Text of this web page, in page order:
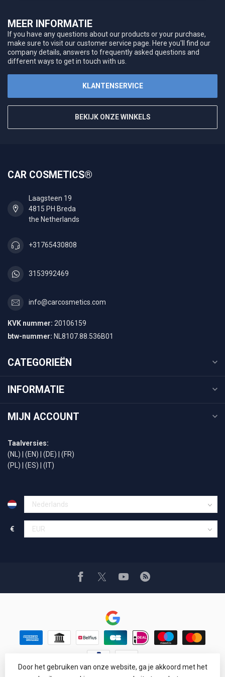
MEER INFORMATIE
If you have any questions about our products or your purchase,
make sure to visit our customer service page. Here you'll find our
company details, answers to frequently asked questions and
different ways to get in touch with us.
KLANTENSERVICE
BEKIJK ONZE WINKELS
CAR COSMETICS®
Laagsteen 19
4815 PH Breda
the Netherlands
+31765430808
3153992469
info@carcosmetics.com
KVK nummer: 20106159
btw-nummer: NL8107.88.536B01
CATEGORIEËN
INFORMATIE
MIJN ACCOUNT
Taalversies:
(NL) | (EN) | (DE) | (FR)
(PL) | (ES) | (IT)
€
Door het gebruiken van onze website, ga je akkoord met het